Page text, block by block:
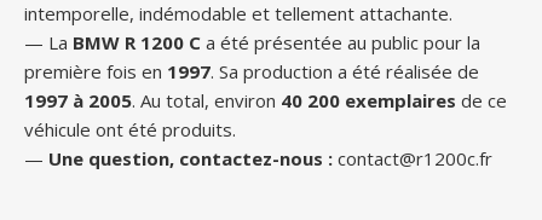
intemporelle, indémodable et tellement attachante.
— La BMW R 1200 C a été présentée au public pour la
première fois en 1997. Sa production a été réalisée de
1997 à 2005. Au total, environ 40 200 exemplaires de ce
véhicule ont été produits.
— Une question, contactez-nous : contact@r1200c.fr